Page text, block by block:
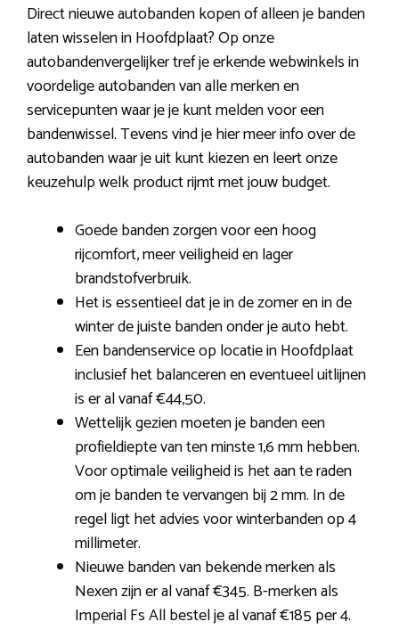
Direct nieuwe autobanden kopen of alleen je banden
laten wisselen in Hoofdplaat? Op onze
autobandenvergelijker tref je erkende webwinkels in
voordelige autobanden van alle merken en
servicepunten waar je je kunt melden voor een
bandenwissel. Tevens vind je hier meer info over de
autobanden waar je uit kunt kiezen en leert onze
keuzehulp welk product rijmt met jouw budget.
Goede banden zorgen voor een hoog
rijcomfort, meer veiligheid en lager
brandstofverbruik.
Het is essentieel dat je in de zomer en in de
winter de juiste banden onder je auto hebt.
Een bandenservice op locatie in Hoofdplaat
inclusief het balanceren en eventueel uitlijnen
is er al vanaf €44,50.
Wettelijk gezien moeten je banden een
profieldiepte van ten minste 1,6 mm hebben.
Voor optimale veiligheid is het aan te raden
om je banden te vervangen bij 2 mm. In de
regel ligt het advies voor winterbanden op 4
millimeter.
Nieuwe banden van bekende merken als
Nexen zijn er al vanaf €345. B-merken als
Imperial Fs All bestel je al vanaf €185 per 4.